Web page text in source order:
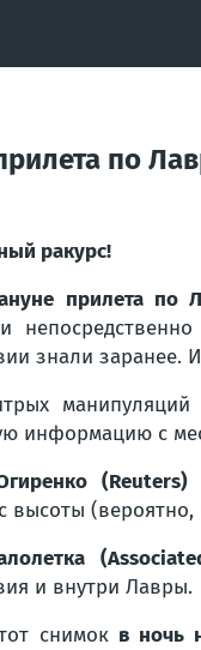
по
ракурс!
прилета по
знали заранее.
информацию с
(Reuters)
высоты (вероятно,
и внутри Лавры.
снимок в ночь